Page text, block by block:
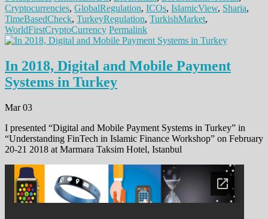
Cryptocurrencies, GlobalRegulation, ICOs, IslamicView, Sharia,
TimeBasedCheck, TurkeyRegulation, TurkishMarket,
WorldFirstCryptoCurrency Permalink
In 2018, Digital and Mobile Payment
Systems in Turkey
Mar 03
I presented “Digital and Mobile Payment Systems in Turkey” in
“Understanding FinTech in Islamic Finance Workshop” on February
20-21 2018 at Marmara Taksim Hotel, Istanbul